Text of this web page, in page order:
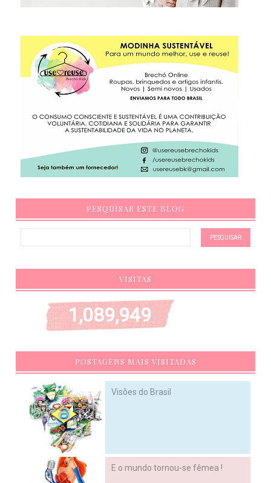
PESQUISAR ESTE BLOG
VISITAS
1,089,949
POSTAGENS MAIS VISITADAS
Visões do Brasil
E o mundo tornou-se fêmea !